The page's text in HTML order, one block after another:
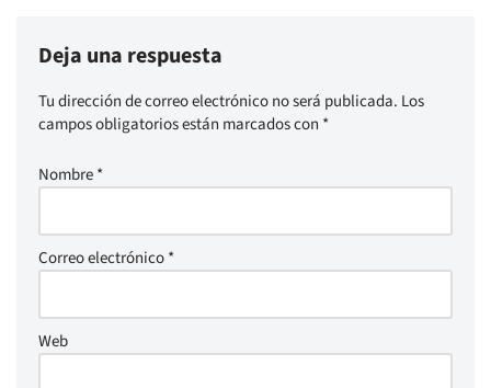
Deja una respuesta
Tu dirección de correo electrónico no será publicada. Los
campos obligatorios están marcados con *
Nombre*
Correo electrónico*
Web